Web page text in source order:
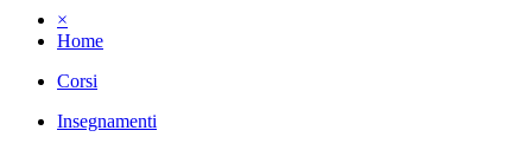
×
Home
Corsi
Insegnamenti